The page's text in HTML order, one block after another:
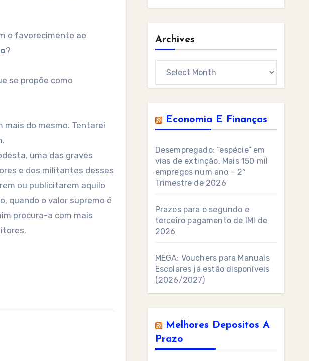
o favorecimento ao
?
se propõe como
mais do mesmo. Tentarei
uma das graves
e dos militantes desses
ou publicitarem aquilo
quando o valor supremo é
procura-a com mais
Archives
Economia E Finanças
Desempregado: “espécie” em
vias de extinção. Mais 150 mil
empregos num ano – 2º
Trimestre de 2026
Prazos para o segundo e
terceiro pagamento de IMI de
2026
MEGA: Vouchers para Manuais
Escolares já estão disponíveis
(2026/2027)
Melhores Depositos A
Prazo